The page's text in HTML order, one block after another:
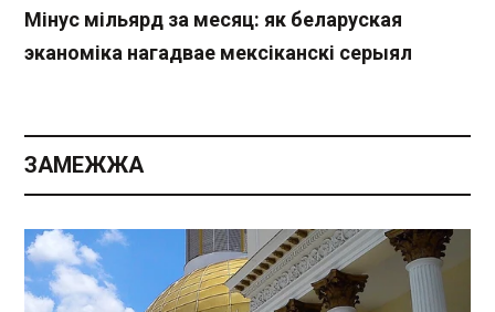
Мінус мільярд за месяц: як беларуская
эканоміка нагадвае мексіканскі серыял
ЗАМЕЖЖА